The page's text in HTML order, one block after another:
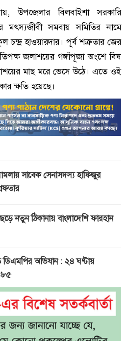
উপজেলার বিলবাইশা সরকারি
মৎস্যজীবী সমবায় সমিতির নামে
চন্দ্র হাওয়ারদার। পূর্ব শত্রুতার জের
জলাশয়ের গঙ্গাঁপূজা অংশে বিষ
মাছ মরে ভেসে উঠে। এতে ওই
ক্ষতি হয়েছে।
সাবেক সেনাসদস্য হাফিজুর
নতুন ঠিকানায় বাংলাদেশি ফারহান
ডিএমপির অভিযান : ২৪ ঘণ্টায়